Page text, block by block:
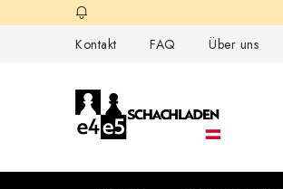
Inhalt
Kontakt
FAQ Über uns